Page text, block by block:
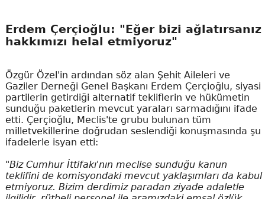
Erdem Çerçioğlu: "Eğer bizi ağlatırsanız
hakkımızı helal etmiyoruz"
Özgür Özel'in ardından söz alan Şehit Aileleri ve
Gaziler Derneği Genel Başkanı Erdem Çerçioğlu, siyasi
partilerin getirdiği alternatif tekliflerin ve hükümetin
sunduğu paketlerin mevcut yaraları sarmadığını ifade
etti. Çerçioğlu, Meclis'te grubu bulunan tüm
milletvekillerine doğrudan seslendiği konuşmasında şu
ifadelerle isyan etti:
"Biz Cumhur İttifakı'nın meclise sunduğu kanun
teklifini de komisyondaki mevcut yaklaşımları da kabul
etmiyoruz. Bizim derdimiz paradan ziyade adaletle